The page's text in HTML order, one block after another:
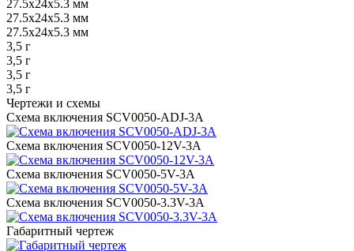
27.5х24х5.3 мм
27.5х24х5.3 мм
27.5х24х5.3 мм
3,5 г
3,5 г
3,5 г
3,5 г
Чертежи и схемы
Схема включения SCV0050-ADJ-3A
Схема включения SCV0050-12V-3A
Схема включения SCV0050-5V-3A
Схема включения SCV0050-3.3V-3A
Габаритный чертеж